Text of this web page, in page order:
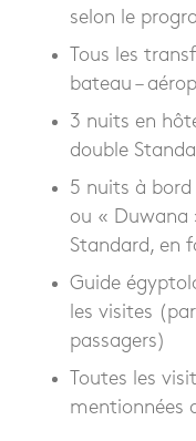
selon le
Tous les
bateau –
3 nuits en
double
5 nuits à bord
ou « Duwana
Standard, en
Guide
les visites
passagers)
Toutes les
mentionnées